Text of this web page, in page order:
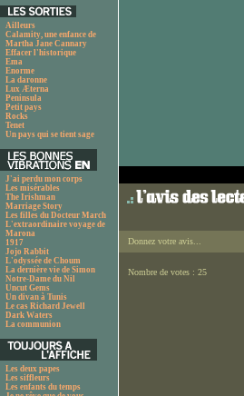
Ailleurs
Calamity, une enfance de
Martha Jane Cannary
Effacer l'historique
Ema
Enorme
La daronne
Lux Æterna
Peninsula
Petit pays
Rocks
Tenet
Un pays qui se tient sage
J'ai perdu mon corps
Les misérables
The Irishman
Marriage Story
Les filles du Docteur March
L'extraordinaire voyage de
Marona
1917
Jojo Rabbit
L'odyssée de Choum
La dernière vie de Simon
Notre-Dame du Nil
Uncut Gems
Un divan à Tunis
Le cas Richard Jewell
Dark Waters
La communion
Les deux papes
Les siffleurs
Les enfants du temps
Donnez votre avis...
Nombre de votes : 25